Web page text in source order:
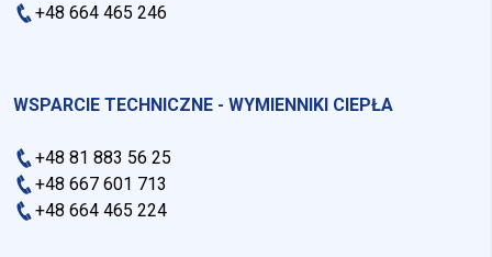
+48 664 465 246
WSPARCIE TECHNICZNE - WYMIENNIKI CIEPŁA
+48 81 883 56 25
+48 667 601 713
+48 664 465 224